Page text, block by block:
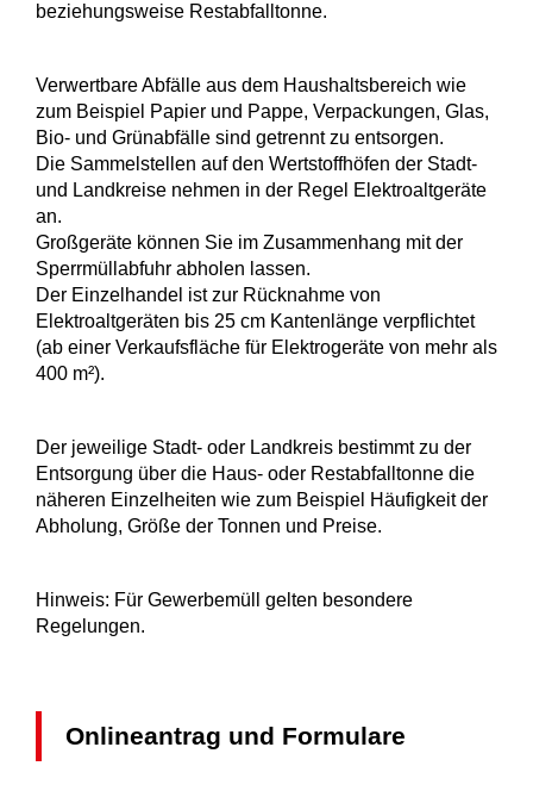
beziehungsweise Restabfalltonne.
Verwertbare Abfälle aus dem Haushaltsbereich wie
zum Beispiel Papier und Pappe, Verpackungen, Glas,
Bio- und Grünabfälle sind getrennt zu entsorgen.
Die Sammelste len auf den Wertstoffhöfen der Stadt-
und Landkreise nehmen in der Regel Elektroaltgeräte
an.
Großgeräte können Sie im Zusammenhang mit der
Sperrmüllabfuhr abholen lassen.
Der Einzelhandel ist zur Rücknahme von
Elektroaltgeräten bis 25 cm Kantenlänge verpflichtet
(ab einer Verkaufsfläche für Elektrogeräte von mehr als
400 m²).
Der jeweilige Stadt- oder Landkreis bestimmt zu der
Entsorgung über die Haus- oder Restabfal tonne die
näheren Einzelheiten wie zum Beispiel Häufigkeit der
Abholung, Größe der Tonnen und Preise.
Hinweis: Für Gewerbemüll gelten besondere
Regelungen.
Onlineantrag und Formulare